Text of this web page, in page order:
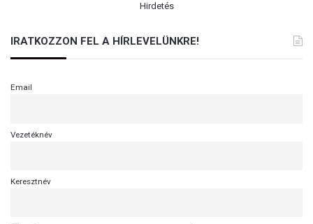
Hirdetés
IRATKOZZON FEL A HÍRLEVELÜNKRE!
Email
Vezetéknév
Keresztnév